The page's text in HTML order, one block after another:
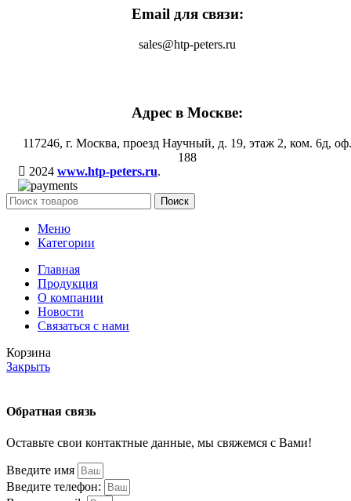
Email для связи:
sales@htp-peters.ru
Адрес в Москве:
117246, г. Москва, проезд Научный, д. 19, этаж 2, ком. 6д, оф.
188
2024 www.htp-peters.ru.
Поиск
Меню
Категории
Главная
Продукция
О компании
Новости
Связаться с нами
Корзина
Закрыть
Обратная связь
Оставьте свои контактные данные, мы свяжемся с Вами!
Введите имя
Введите телефон: